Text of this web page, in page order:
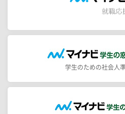
学生のための社会人